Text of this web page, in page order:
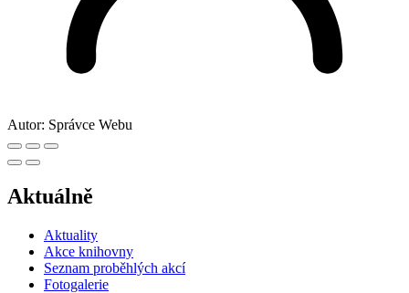
Autor: Správce Webu
Aktuálně
Aktuality
Akce knihovny
Seznam proběhlých akcí
Fotogalerie